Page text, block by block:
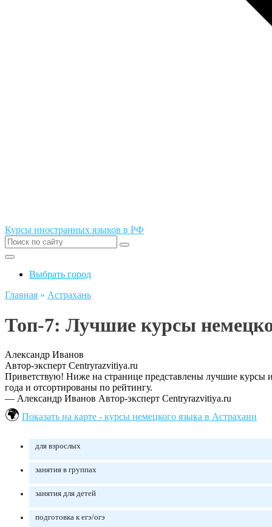
Курсы иностранных языков в РФ
Выбрать город
Главная » Астрахань
Топ-7: Лучшие курсы
Александр Иванов
Автор-эксперт Centryrazvitiya.ru
Приветствую! Ниже на странице представлены лучшие курсы
года и отсортированы по рейтингу.
— Александр Иванов Автор-эксперт Centryrazvitiya.ru
Показать на карте - курсы немецкого языка в Астрахани
для взрослых
занятия в группах
занятия для детей
подготовка к егэ/огэ